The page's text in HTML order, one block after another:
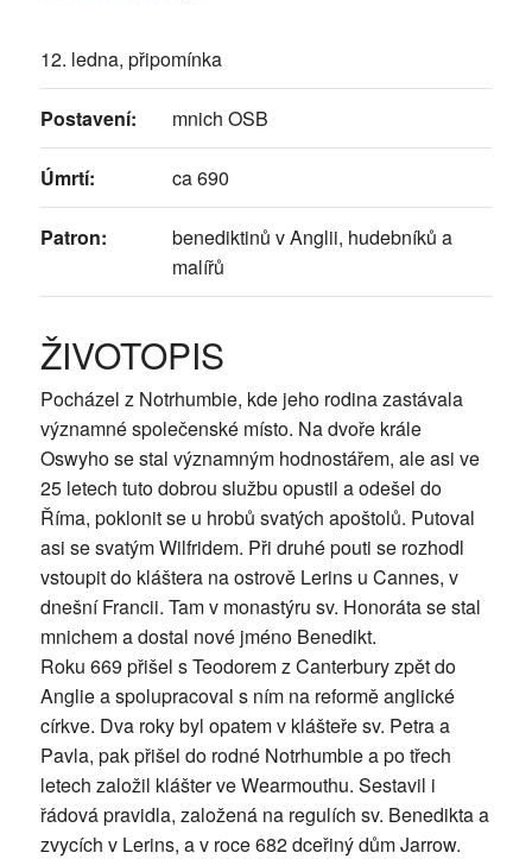
12. ledna, připomínka
Postavení: mnich OSB
Úmrtí: ca 690
Patron:
benediktinů v Anglii, hudebníků a
malířů
ŽIVOTOPIS
Pocházel z Notrhumbie, kde jeho rodina zastávala
významné společenské místo. Na dvoře krále
Oswyho se stal významným hodnostářem, ale asi ve
25 letech tuto dobrou službu opustil a odešel do
Říma, poklonit se u hrobů svatých apoštolů. Putoval
asi se svatým Wilfridem. Při druhé pouti se rozhodl
vstoupit do kláštera na ostrově Lerins u Cannes, v
dnešní Francii. Tam v monastýru sv. Honoráta se stal
mnichem a dostal nové jméno Benedikt.
Roku 669 přišel s Teodorem z Canterbury zpět do
Anglie a spolupracoval s ním na reformě anglické
církve. Dva roky byl opatem v klášteře sv. Petra a
Pavla, pak přišel do rodné Notrhumbie a po třech
letech založil klášter ve Wearmouthu. Sestavil i
řádová pravidla, založená na regulích sv. Benedikta a
zvycích v Lerins, a v roce 682 dceřiný dům Jarrow.